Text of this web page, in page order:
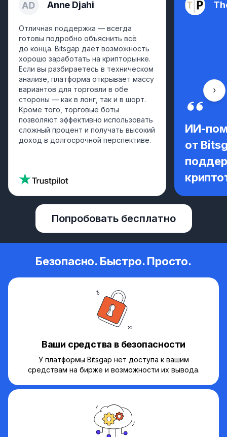
Anne Djahi
Отличная поддержка — всегда
готовы подробно объяснить всё
до конца. Bitsgap даёт возможность
хорошо заработать на крипторынке.
Если вы разбираетесь в техническом
анализе, платформа открывает массу
вариантов для торговли в обе
стороны — как в лонг, так и в шорт.
Кроме того, торговые боты
позволяют эффективно использовать
сложный процент и получать высокий
доход в долгосрочной перспективе.
ИИ-
от
Попробовать бесплатно
Безопасно. Быстро. Просто.
Ваши средства в безопасности
У платформы Bitsgap нет доступа к вашим
средствам на бирже и возможности их вывода.